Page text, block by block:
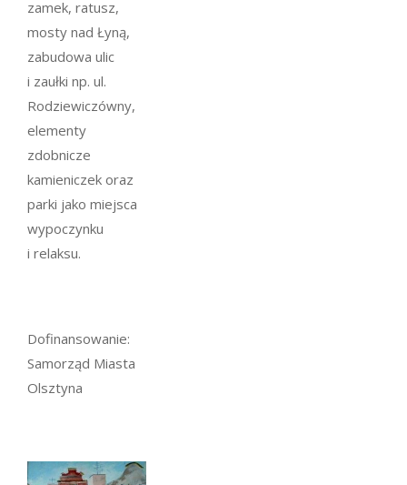
zamek, ratusz,
mosty nad Łyną,
zabudowa ulic
i zaułki np. ul.
Rodziewiczówny,
elementy
zdobnicze
kamieniczek oraz
parki jako miejsca
wypoczynku
i relaksu.
Dofinansowanie:
Samorząd Miasta
Olsztyna